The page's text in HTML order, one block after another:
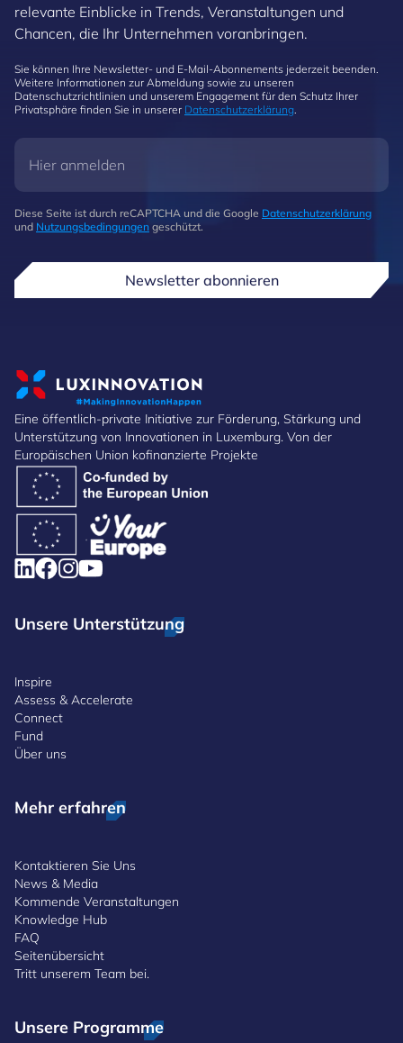
relevante Einblicke in Trends, Veranstaltungen und
Chancen, die Ihr Unternehmen voranbringen.
Sie können Ihre Newsletter- und E-Mail-Abonnements jederzeit beenden.
Weitere Informationen zur Abmeldung sowie zu unseren
Datenschutzrichtlinien und unserem Engagement für den Schutz Ihrer
Privatsphäre finden Sie in unserer Datenschutzerklärung.
Diese Seite ist durch reCAPTCHA und die Google Datenschutzerklärung
und Nutzungsbedingungen geschützt.
Newsletter abonnieren
Eine öffentlich-private Initiative zur Förderung, Stärkung und
Unterstützung von Innovationen in Luxemburg. Von der
Europäischen Union kofinanzierte Projekte
Unsere Unterstützung
Inspire
Assess & Accelerate
Connect
Fund
Über uns
Mehr erfahren
Kontaktieren Sie Uns
News & Media
Kommende Veranstaltungen
Knowledge Hub
FAQ
Seitenübersicht
Tritt unserem Team bei.
Unsere Programme